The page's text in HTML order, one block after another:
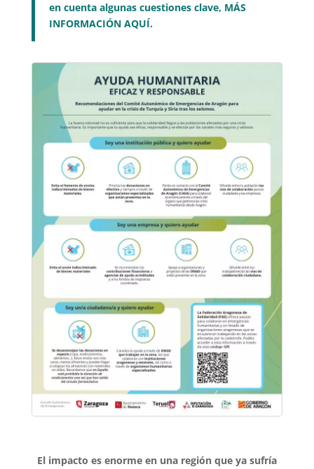
en cuenta algunas cuestiones clave, MÁS
INFORMACIÓN AQUÍ.
El impacto es enorme en una región que ya sufría